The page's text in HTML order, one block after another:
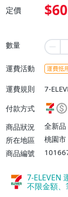
定價
數量
運費活動 運費抵
運費規則
7-
付款方式
商品狀況
全新品
所在地區
桃園市
商品編號
7-ELEVEN
不限金額、